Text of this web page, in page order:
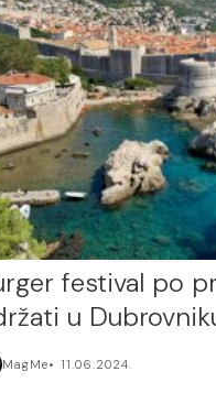
festival po
u
MagMe 11.06.2024.